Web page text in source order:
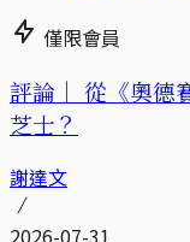
僅限會員
評論｜ 從《奧德
芝士？
謝達文
2026-07-31